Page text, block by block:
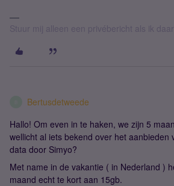
Stuur mij alleen een privébericht als ik
Bertusdetweede
Hallo! Om even in te haken, we zijn 5
wellicht al iets bekend over het aanbieden
data door Simyo?
Met name in de vakantie ( in Nederland )
maand echt te kort aan 15gb.